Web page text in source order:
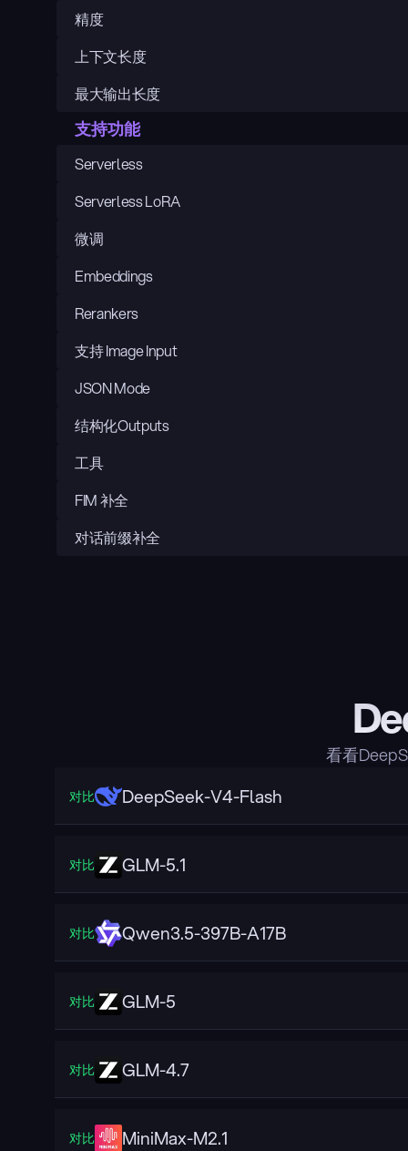
精度
上下文长度
最大输出长度
支持功能
Serverless
Serverless LoRA
微调
Embeddings
Rerankers
支持 Image Input
JSON Mode
结构化Outputs
工具
FIM 补全
对话前缀补全
看看
对比 DeepSeek-V4-Flash
对比 GLM-5.1
对比 Qwen3.5-397B-A17B
对比 GLM-5
对比 GLM-4.7
对比 MiniMax-M2.1